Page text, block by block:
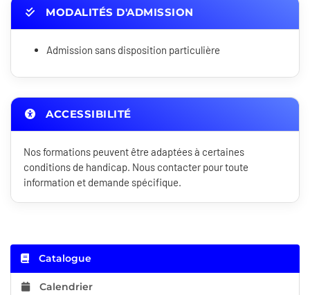
MODALITÉS D'ADMISSION
Admission sans disposition particulière
ACCESSIBILITÉ
Nos formations peuvent être adaptées à certaines
conditions de handicap. Nous contacter pour toute
information et demande spécifique.
Catalogue
Calendrier